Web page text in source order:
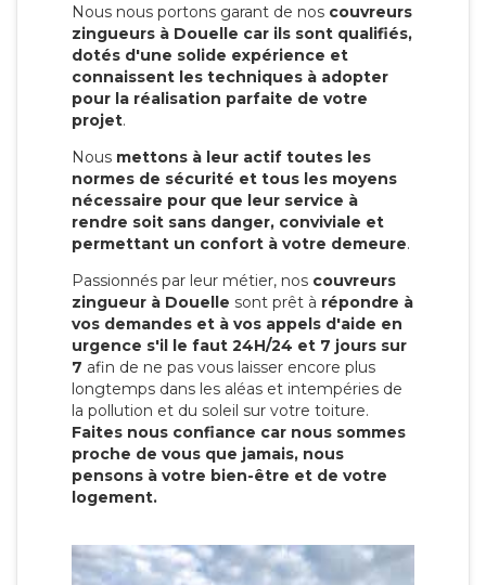
Nous nous portons garant de nos couvreurs
zingueurs à Douelle car ils sont qualifiés,
dotés d'une solide expérience et
connaissent les techniques à adopter
pour la réalisation parfaite de votre
projet.
Nous mettons à leur actif toutes les
normes de sécurité et tous les moyens
nécessaire pour que leur service à
rendre soit sans danger, conviviale et
permettant un confort à votre demeure.
Passionnés par leur métier, nos couvreurs
zingueur à Douelle sont prêt à répondre à
vos demandes et à vos appels d'aide en
urgence s'il le faut 24H/24 et 7 jours sur
7 afin de ne pas vous laisser encore plus
longtemps dans les aléas et intempéries de
la pollution et du soleil sur votre toiture.
Faites nous confiance car nous sommes
proche de vous que jamais, nous
pensons à votre bien-être et de votre
logement.